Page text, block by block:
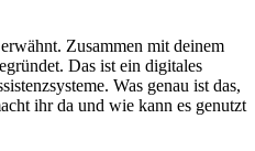
Zusammen mit deinem
Das ist ein digitales
Was genau ist das,
ihr da und wie kann es genutzt